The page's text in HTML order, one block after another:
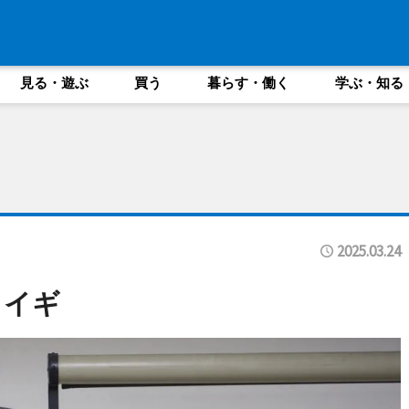
見る・遊ぶ 買う 暮らす・働く 学ぶ・知る
2025.03.24
ギ